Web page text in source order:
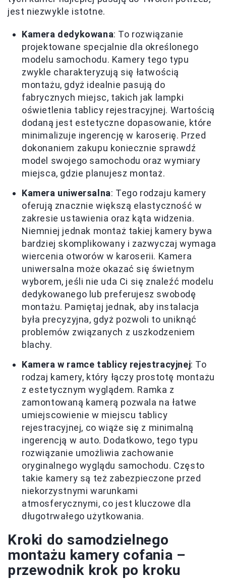
jest niezwykle istotne.
Kamera dedykowana: To rozwiązanie
projektowane specjalnie dla określonego
modelu samochodu. Kamery tego typu
zwykle charakteryzują się łatwością
montażu, gdyż idealnie pasują do
fabrycznych miejsc, takich jak lampki
oświetlenia tablicy rejestracyjnej. Wartością
dodaną jest estetyczne dopasowanie, które
minimalizuje ingerencję w karoserię. Przed
dokonaniem zakupu koniecznie sprawdź
model swojego samochodu oraz wymiary
miejsca, gdzie planujesz montaż.
Kamera uniwersalna: Tego rodzaju kamery
oferują znacznie większą elastyczność w
zakresie ustawienia oraz kąta widzenia.
Niemniej jednak montaż takiej kamery bywa
bardziej skomplikowany i zazwyczaj wymaga
wiercenia otworów w karoserii. Kamera
uniwersalna może okazać się świetnym
wyborem, jeśli nie uda Ci się znaleźć modelu
dedykowanego lub preferujesz swobodę
montażu. Pamiętaj jednak, aby instalacja
była precyzyjna, gdyż pozwoli to uniknąć
problemów związanych z uszkodzeniem
blachy.
Kamera w ramce tablicy rejestracyjnej: To
rodzaj kamery, który łączy prostotę montażu
z estetycznym wyglądem. Ramka z
zamontowaną kamerą pozwala na łatwe
umiejscowienie w miejscu tablicy
rejestracyjnej, co wiąże się z minimalną
ingerencją w auto. Dodatkowo, tego typu
rozwiązanie umożliwia zachowanie
oryginalnego wyglądu samochodu. Często
takie kamery są też zabezpieczone przed
niekorzystnymi warunkami
atmosferycznymi, co jest kluczowe dla
długotrwałego użytkowania.
Kroki do samodzielnego
montażu kamery cofania –
przewodnik krok po kroku